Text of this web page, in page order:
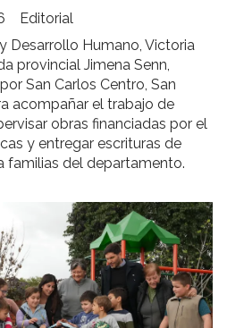
Editorial
Desarrollo Humano, Victoria
provincial Jimena Senn,
San Carlos Centro, San
acompañar el trabajo de
obras financiadas por el
y entregar escrituras de
familias del departamento.